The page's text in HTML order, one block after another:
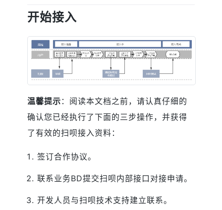
开始接入
温馨提示 ：阅读本文档之前，请认真仔细的
确认您已经执行了下面的三步操作，并获得
了有效的扫呗接入资料：
签订合作协议。
联系业务BD提交扫呗内部接口对接申请。
开发人员与扫呗技术支持建立联系。